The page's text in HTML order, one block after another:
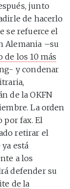
junto
de hacerlo
se refuerce el
Alemania –su
de los 10 más
y condenar
de la OKFN
La orden
por fax. El
retirar el
está
a los
defender su
de la